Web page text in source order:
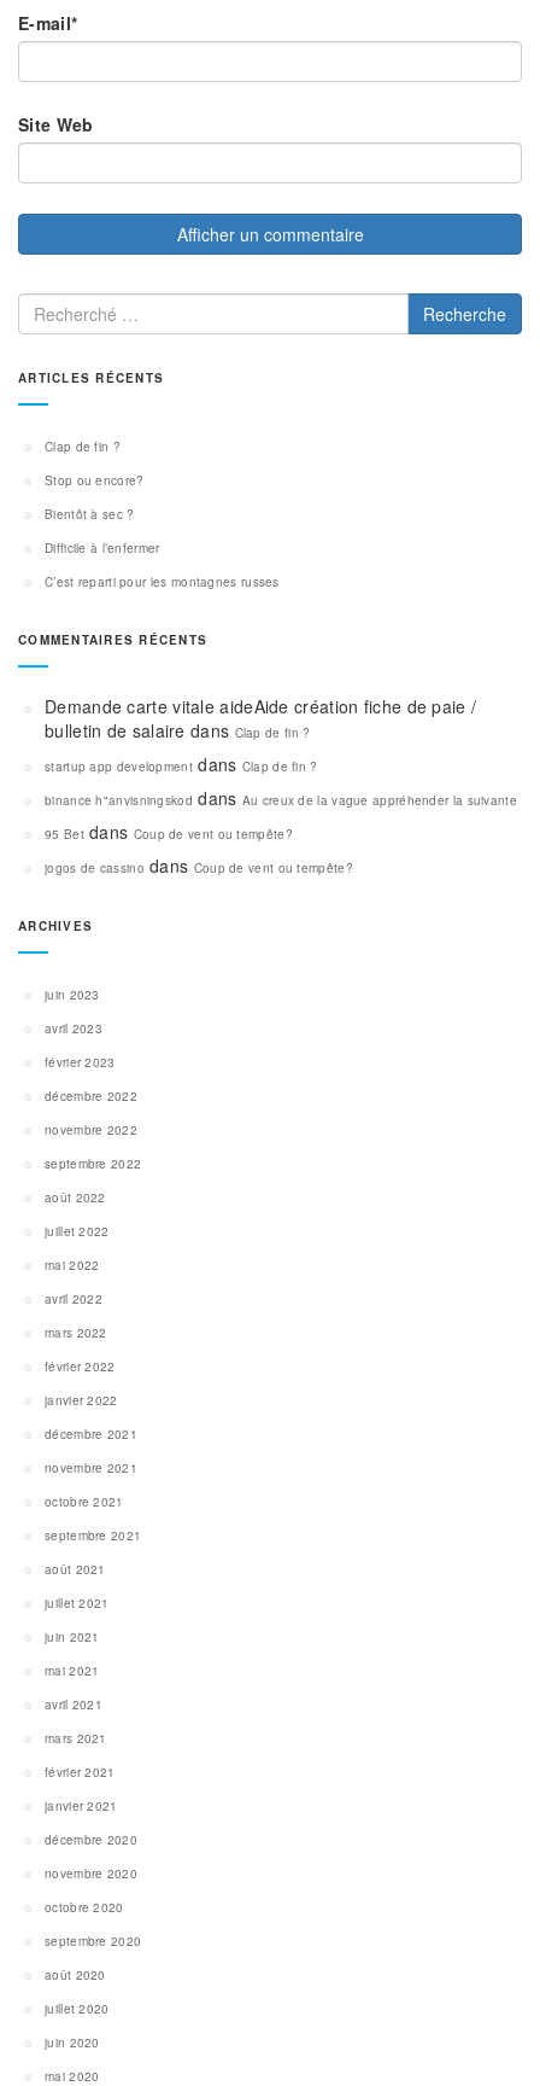
E-mail*
Site Web
Recherche
ARTICLES RÉCENTS
Clap de fin ?
Stop ou encore?
Bientôt à sec ?
Difficile à l’enfermer
C’est reparti pour les montagnes russes
COMMENTAIRES RÉCENTS
Demande carte vitale aideAide création fiche de paie /
bulletin de salaire dans Clap de fin ?
startup app developmentdans Clap de fin ?
binance h"anvisningskod dans Au creux de la vague appréhender la suivante
95 Betdans Coup de vent ou tempête?
jogos de cassino dans Coup de vent ou tempête?
ARCHIVES
juin 2023
avril 2023
février 2023
décembre 2022
novembre 2022
septembre 2022
août 2022
juillet 2022
mai 2022
avril 2022
mars 2022
février 2022
janvier 2022
décembre 2021
novembre 2021
octobre 2021
septembre 2021
août 2021
juillet 2021
juin 2021
mai 2021
avril 2021
mars 2021
février 2021
janvier 2021
décembre 2020
novembre 2020
octobre 2020
septembre 2020
août 2020
juillet 2020
juin 2020
mai 2020